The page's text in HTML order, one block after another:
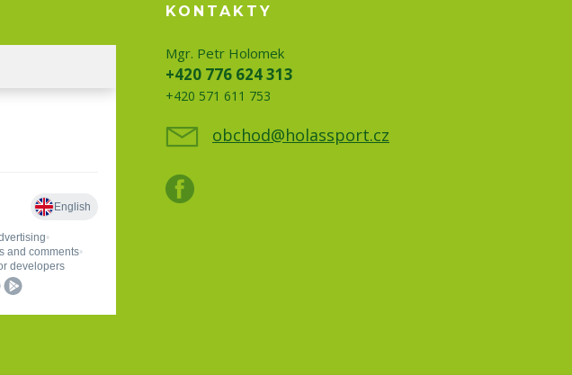
KONTAKTY
Mgr. Petr Holomek
+420 776 624 313
+420 571 611 753
obchod@holassport.cz